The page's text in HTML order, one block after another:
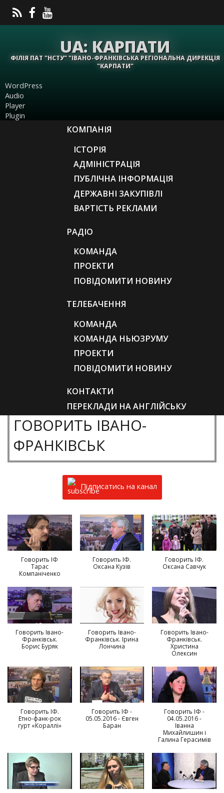
UA: КАРПАТИ
ФІЛІЯ ПАТ "НСТУ" "ІВАНО-ФРАНКІВСЬКА РЕГІОНАЛЬНА ДИРЕКЦІЯ
"КАРПАТИ"
WordPress
Audio
Player
Plugin
КОМПАНІЯ
ІСТОРІЯ
АДМІНІСТРАЦІЯ
ПУБЛІЧНА ІНФОРМАЦІЯ
ДЕРЖАВНІ ЗАКУПІВЛІ
ВАРТІСТЬ РЕКЛАМИ
РАДІО
КОМАНДА
ПРОЕКТИ
ПОВІДОМИТИ НОВИНУ
ТЕЛЕБАЧЕННЯ
КОМАНДА
КОМАНДА НЬЮЗРУМУ
ПРОЕКТИ
ПОВІДОМИТИ НОВИНУ
КОНТАКТИ
ПЕРЕКЛАДИ НА АНГЛІЙСЬКУ
ГОВОРИТЬ ІВАНО-
ФРАНКІВСЬК
Підписатись на канал
Говорить ІФ
Тарас
Компаніченко
Говорить ІФ.
Оксана Кузів
Говорить ІФ.
Оксана Савчук
Говорить Івано-
Франківськ.
Борис Буряк
Говорить Івано-
Франківськ. Ірина
Лончина
Говорить Івано-
Франківськ.
Христина
Олексин
Говорить ІФ.
Етно-фанк-рок
гурт «Кораллі»
Говорить ІФ -
05.05.2016 - Євген
Баран
Говорить ІФ -
04.05.2016 -
Іванна
Михайлишин і
Галина Герасимів